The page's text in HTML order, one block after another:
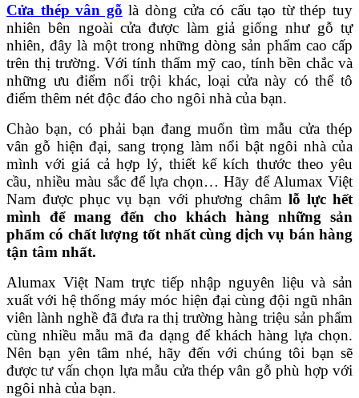
Cửa thép vân gỗ là dòng cửa có cấu tạo từ thép tuy
nhiên bên ngoài cửa được làm giả giống như gỗ tự
nhiên, đây là một trong những dòng sản phẩm cao cấp
trên thị trường. Với tính thẩm mỹ cao, tính bền chắc và
những ưu điểm nổi trội khác, loại cửa này có thể tô
điểm thêm nét độc đáo cho ngôi nhà của bạn.
Chào bạn, có phải bạn đang muốn tìm mẫu cửa thép
vân gỗ hiện đại, sang trọng làm nổi bật ngôi nhà của
mình với giá cả hợp lý, thiết kế kích thước theo yêu
cầu, nhiều màu sắc để lựa chọn… Hãy để Alumax Việt
Nam được phục vụ bạn với phương châm lỗ lực hết
mình để mang đến cho khách hàng những sản
phẩm có chất lượng tốt nhất cùng dịch vụ bán hàng
tận tâm nhất.
Alumax Việt Nam trực tiếp nhập nguyên liệu và sản
xuất với hệ thống máy móc hiện đại cùng đội ngũ nhân
viên lành nghề đã đưa ra thị trường hàng triệu sản phẩm
cùng nhiều mẫu mã đa dạng để khách hàng lựa chọn.
Nên bạn yên tâm nhé, hãy đến với chúng tôi bạn sẽ
được tư vấn chọn lựa mẫu cửa thép vân gỗ phù hợp với
ngôi nhà của bạn.